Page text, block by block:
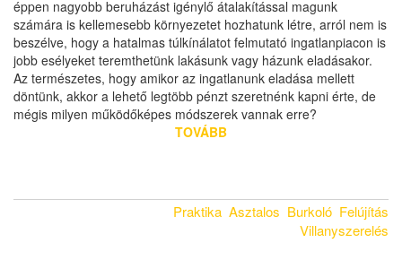
éppen nagyobb beruházást igénylő átalakítással magunk
számára is kellemesebb környezetet hozhatunk létre, arról nem is
beszélve, hogy a hatalmas túlkínálatot felmutató ingatlanpiacon is
jobb esélyeket teremthetünk lakásunk vagy házunk eladásakor.
Az természetes, hogy amikor az ingatlanunk eladása mellett
döntünk, akkor a lehető legtöbb pénzt szeretnénk kapni érte, de
mégis milyen működőképes módszerek vannak erre?
TOVÁBB
Praktika Asztalos Burkoló Felújítás
Villanyszerelés